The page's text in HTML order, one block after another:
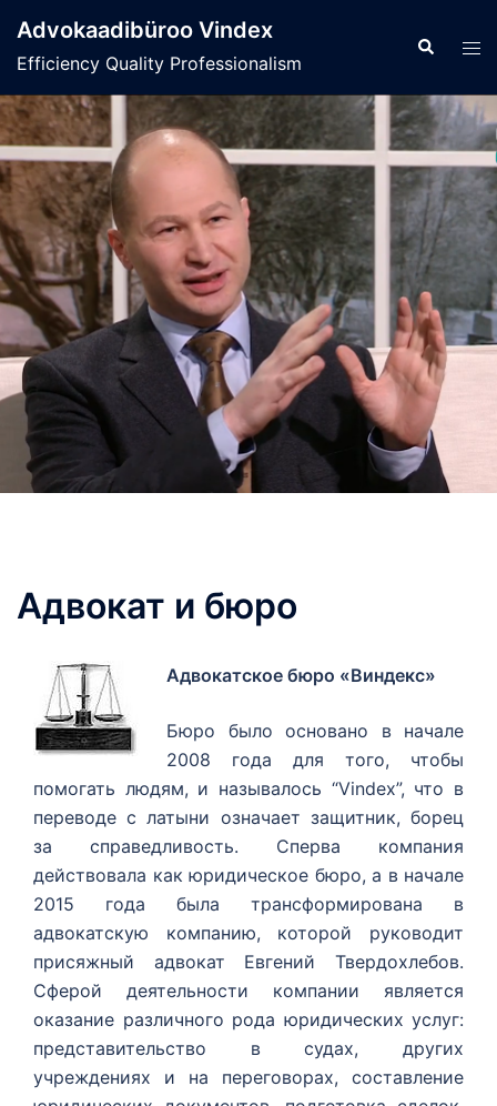
content
Advokaadibüroo Vindex
Efficiency Quality Professionalism
Search
Адвокат и бюро
Адвокатское бюро «Виндекс»
Бюро было основано в начале
2008 года для того, чтобы
помогать людям, и называлось “Vindex”, что в
переводе с латыни означает защитник, борец
за справедливость. Сперва компания
действовала как юридическое бюро, а в начале
2015 года была трансформирована в
адвокатскую компанию, которой руководит
присяжный адвокат Евгений Твердохлебов.
Сферой деятельности компании является
оказание различного рода юридических услуг:
представительство в судах, других
учреждениях и на переговорах, составление